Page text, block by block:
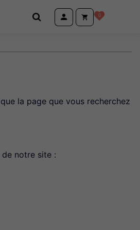
0
la page que vous recherchez
notre site :